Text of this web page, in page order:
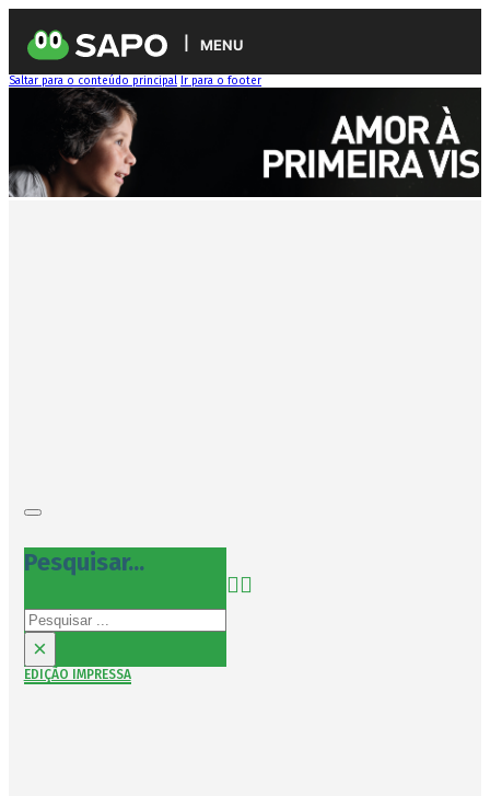
MENU
Saltar para o conteúdo principal Ir para o footer
Pesquisar...
Pesquisar
×
EDIÇÃO IMPRESSA